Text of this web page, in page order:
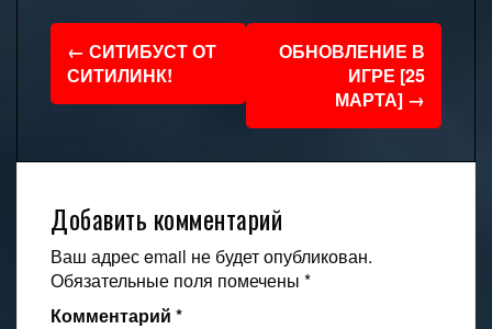
Навигация
по
записям
← СИТИБУСТ ОТ
СИТИЛИНК!
ОБНОВЛЕНИЕ В
ИГРЕ [25
МАРТА] →
Добавить комментарий
Ваш адрес email не будет опубликован.
Обязательные поля помечены *
Комментарий *